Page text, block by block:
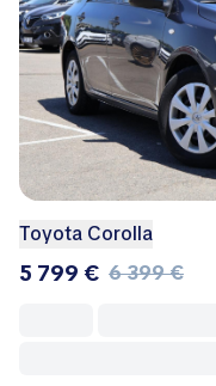
Toyota Corolla
5 799 € 6 399 €